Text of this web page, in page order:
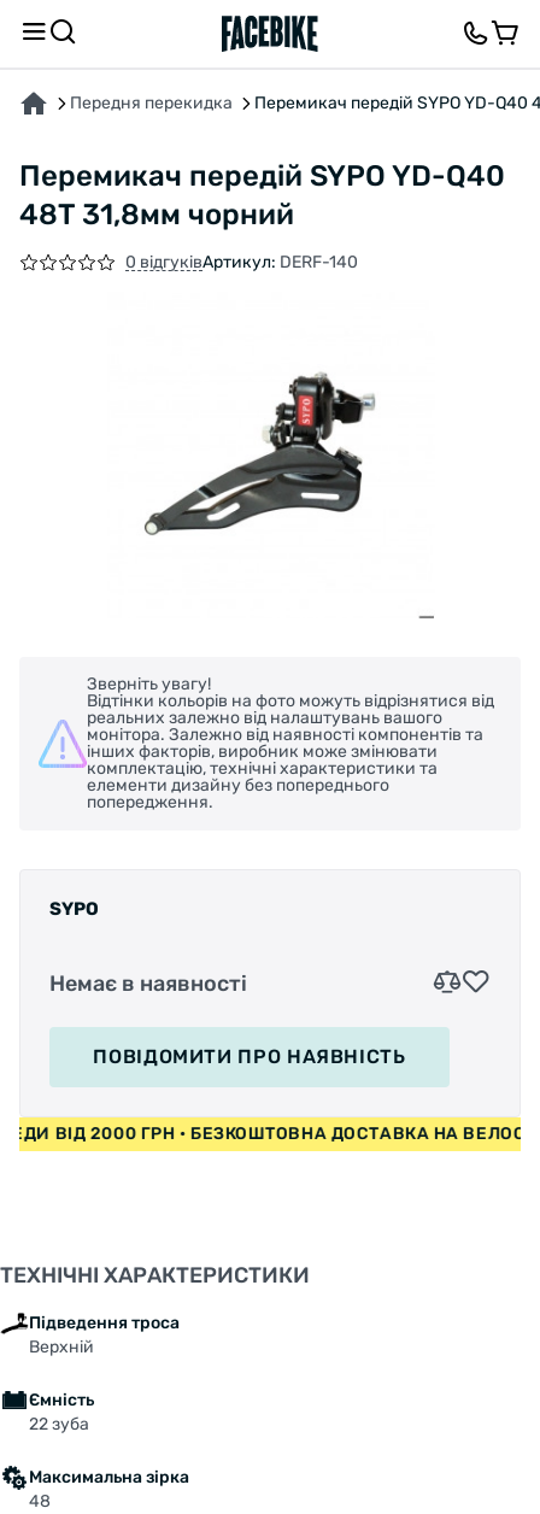
Передня перекидка Перемикач передій SYPO YD-Q40
Перемикач передій SYPO YD-Q40
48T 31,8мм чорний
0 відгуківАртикул: DERF-140
Зверніть увагу!
Відтінки кольорів на фото можуть відрізнятися від
реальних залежно від налаштувань вашого
монітора. Залежно від наявності компонентів та
інших факторів, виробник може змінювати
комплектацію, технічні характеристики та
елементи дизайну без попереднього
попередження.
SYPO
Немає в наявності
ПОВІДОМИТИ ПРО НАЯВНІСТЬ
ВІД 2000 ГРН • БЕЗКОШТОВНА ДОСТАВКА НА
ТЕХНІЧНІ ХАРАКТЕРИСТИКИ
Підведення троса
Верхній
Ємність
22 зуба
Максимальна зірка
48
ПРО ТОВАР ХАРАКТЕРИСТИКИВІДГУКИ ТА ЗАПИТАННЯ